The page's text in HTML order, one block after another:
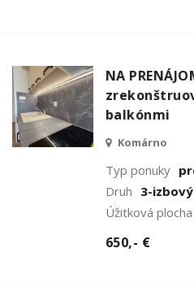
NA
balkónmi
Komárno
Typ ponuky
Druh 3-
Úžitková plocha
650,- €